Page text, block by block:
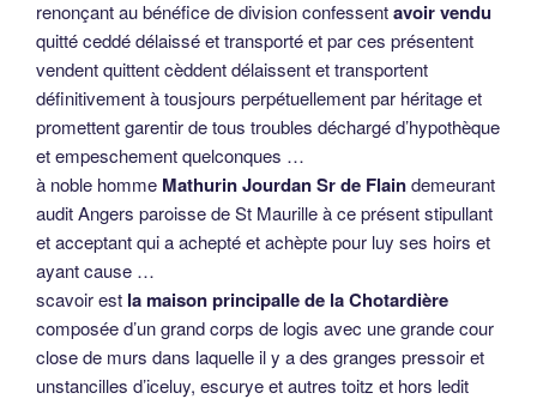
renonçant au bénéfice de division confessentavoir vendu
quitté ceddé délaissé et transporté et par ces présentent
vendent quittent cèddent délaissent et transportent
définitivement à tousjours perpétuellement par héritage et
promettent garentir de tous troubles déchargé d’hypothèque
et empeschement quelconques …
à noble homme Mathurin Jourdan Sr de Flaindemeurant
audit Angers paroisse de St Maurille à ce présent stipullant
et acceptant qui a achepté et achèpte pour luy ses hoirs et
ayant cause …
scavoir est la maison principalle de la Chotardière
composée d’un grand corps de logis avec une grande cour
close de murs dans laquelle il y a des granges pressoir et
unstancilles d’iceluy, escurye et autres toitz et hors ledit